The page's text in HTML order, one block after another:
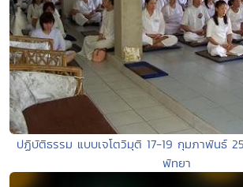
ปฏิบัติธรรม แบบเจโตวิมุติ 17-19 กุมภาพันธ์
พัทยา